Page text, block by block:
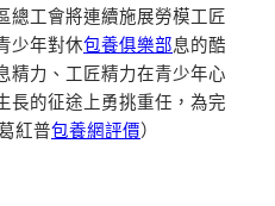
總工會將連續施展勞模工匠
少年對休包養俱樂部息的酷
精力、工匠精力在青少年心
長的征途上勇挑重任，為完
紅普包養網評價）